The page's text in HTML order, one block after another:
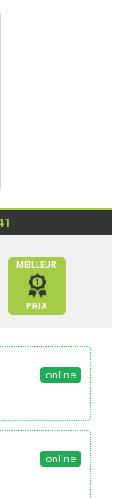
MEILLEUR
PRIX
online
online